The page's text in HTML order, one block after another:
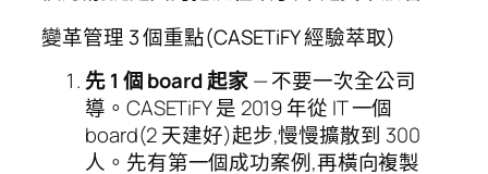
變革管理 3 個重點(CASETiFY 經驗萃取)
先 1 個 board 起家— 不要一次全公司
導。CASETiFY 是 2019 年從 IT 一個
board(2 天建好)起步,慢慢擴散到 300
人。先有第一個成功案例,再橫向複製